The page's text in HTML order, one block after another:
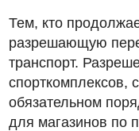
Тем, кто
разрешающую
транспорт.
спорткомплексов,
обязательном
для магазинов по